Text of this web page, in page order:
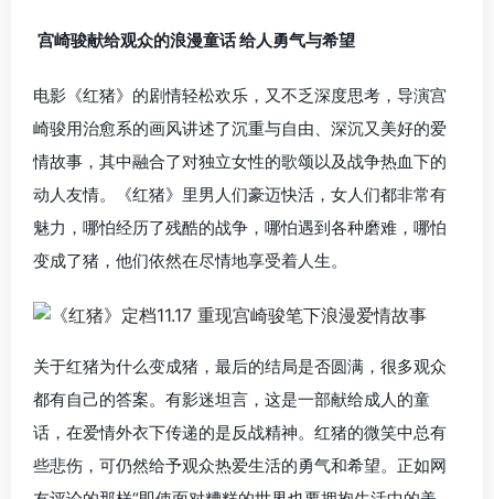
宫崎骏献给观众的浪漫童话 给人勇气与希望
电影《红猪》的剧情轻松欢乐，又不乏深度思考，导演宫
崎骏用治愈系的画风讲述了沉重与自由、深沉又美好的爱
情故事，其中融合了对独立女性的歌颂以及战争热血下的
动人友情。《红猪》里男人们豪迈快活，女人们都非常有
魅力，哪怕经历了残酷的战争，哪怕遇到各种磨难，哪怕
变成了猪，他们依然在尽情地享受着人生。
关于红猪为什么变成猪，最后的结局是否圆满，很多观众
都有自己的答案。有影迷坦言，这是一部献给成人的童
话，在爱情外衣下传递的是反战精神。红猪的微笑中总有
些悲伤，可仍然给予观众热爱生活的勇气和希望。正如网